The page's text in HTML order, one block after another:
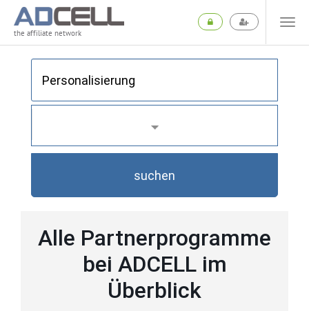
the affiliate network
suchen
Alle Partnerprogramme
bei ADCELL im
Überblick